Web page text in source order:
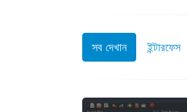
সব দেখান ইন্টারফেস